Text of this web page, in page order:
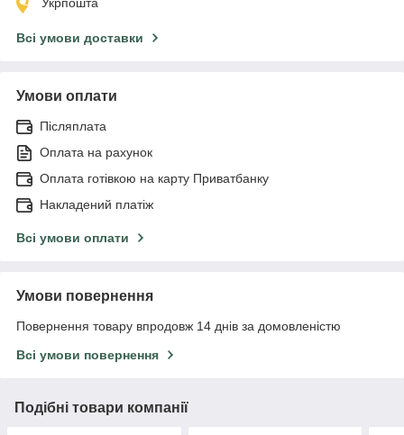
Всі умови доставки
Умови оплати
Післяплата
Оплата на рахунок
Оплата готівкою на карту Приватбанку
Накладений платіж
Всі умови оплати
Умови повернення
Повернення товару впродовж 14 днів за домовленістю
Всі умови повернення
Подібні товари компанії